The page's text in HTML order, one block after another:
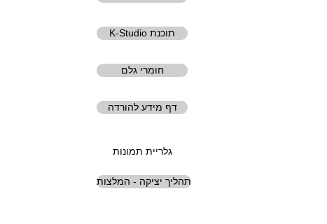
K-Studio תוכנת
חומרי גלם
דף מידע להורדה
גלריית תמונות
תהליך יציקה - המלצות